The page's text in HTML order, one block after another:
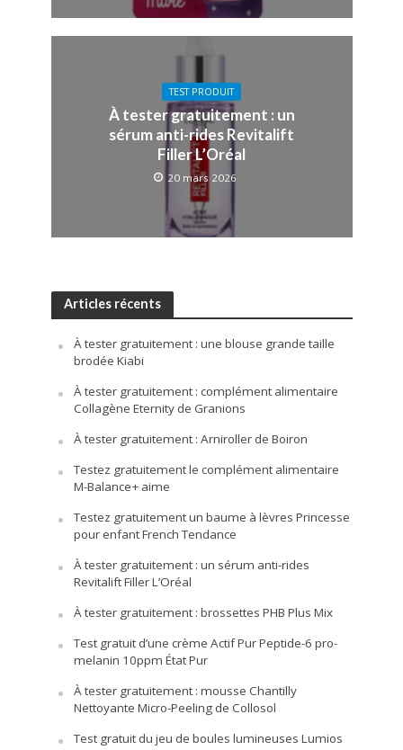
TEST PRODUIT
À tester gratuitement : un
sérum anti-rides Revitalift
Filler L’Oréal
20 mars 2026
Articles récents
À tester gratuitement : une blouse grande taille
brodée Kiabi
À tester gratuitement : complément alimentaire
Collagène Eternity de Granions
À tester gratuitement : Arniroller de Boiron
Testez gratuitement le complément alimentaire
M-Balance+ aime
Testez gratuitement un baume à lèvres Princesse
pour enfant French Tendance
À tester gratuitement : un sérum anti-rides
Revitalift Filler L’Oréal
À tester gratuitement : brossettes PHB Plus Mix
Test gratuit d’une crème Actif Pur Peptide-6 pro-
melanin 10ppm État Pur
À tester gratuitement : mousse Chantilly
Nettoyante Micro-Peeling de Collosol
Test gratuit du jeu de boules lumineuses Lumios